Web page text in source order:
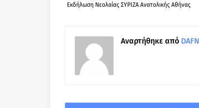
Εκδήλωση Νεολαίας ΣΥΡΙΖΑ Ανατολικής Αθήνας
Αναρτήθηκε από